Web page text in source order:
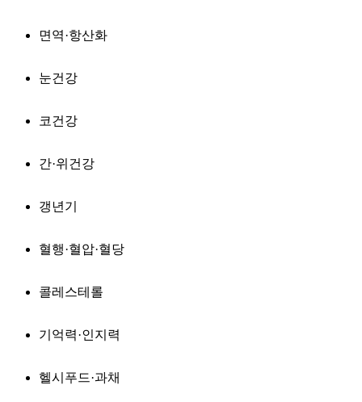
면역·항산화
눈건강
코건강
간·위건강
갱년기
혈행·혈압·혈당
콜레스테롤
기억력·인지력
헬시푸드·과채